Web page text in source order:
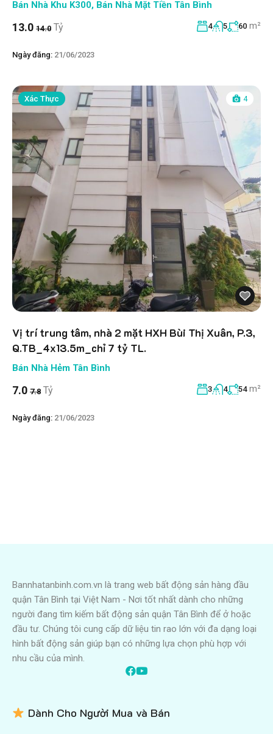
Bán Nhà Khu K300, Bán Nhà Mặt Tiền Tân Bình
13.0 14.0 Tỷ 4 5 60 m²
Ngày đăng: 21/06/2023
Xác Thực 4
Vị trí trung tâm, nhà 2 mặt HXH Bùi Thị Xuân, P.3,
Q.TB_4x13.5m_chỉ 7 tỷ TL.
Bán Nhà Hẻm Tân Bình
7.0 7.8 Tỷ 3 4 54 m²
Ngày đăng: 21/06/2023
Bannhatanbinh.com.vn là trang web bất động sản hàng đầu
quận Tân Bình tại Việt Nam - Nơi tốt nhất dành cho những
người đang tìm kiếm bất động sản quận Tân Bình để ở hoặc
đầu tư. Chúng tôi cung cấp dữ liệu tin rao lớn với đa dạng loại
hình bất động sản giúp bạn có những lựa chọn phù hợp với
nhu cầu của mình.
Dành Cho Người Mua và Bán